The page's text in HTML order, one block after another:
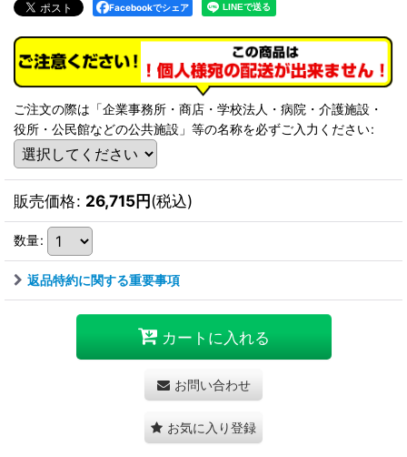
Facebookでシェア
ご注文の際は「企業事務所・商店・学校法人・病院・介護施設・
役所・公民館などの公共施設」等の名称を必ずご入力ください:
販売価格: 26,715円(税込)
数量:
返品特約に関する重要事項
カートに入れる
お問い合わせ
お気に入り登録